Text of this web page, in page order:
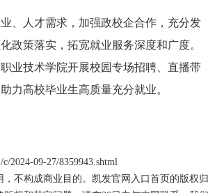
人才需求，加强政校企合作，充分发
政策落实，拓宽就业服务深度和广度。
业技术学院开展校园专场招聘、直播带
力高校毕业生高质量充分就业。
2024-09-27/8359943.shtml
不构成商业目的。凯发官网入口首页的版权归